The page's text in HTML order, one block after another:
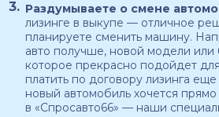
Раздумываете о смене
лизинге в выкупе — отличное
планируете сменить машину.
авто получше, новой модели или
которое прекрасно подойдет
платить по договору лизинга
новый автомобиль хочется
в «Спросавто66» — наши